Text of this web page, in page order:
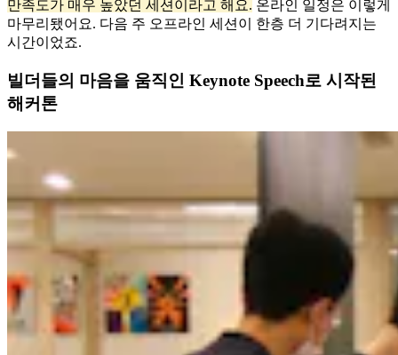
만족도가 매우 높았던 세션이라고 해요. 온라인 일정은 이렇게
마무리됐어요. 다음 주 오프라인 세션이 한층 더 기다려지는
시간이었죠.
빌더들의 마음을 움직인 Keynote Speech로 시작된
해커톤